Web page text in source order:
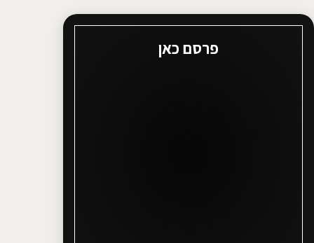
פרסם כאן